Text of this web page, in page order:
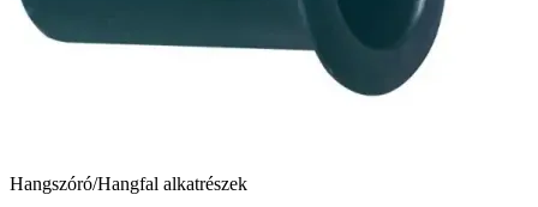
Hangszóró/Hangfal alkatrészek